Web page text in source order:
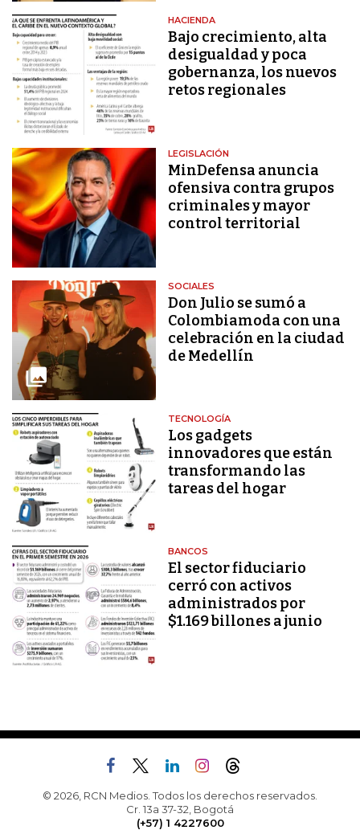
HACIENDA
Bajo crecimiento, alta
desigualdad y poca
gobernanza, los nuevos
retos regionales
LEGISLACIÓN
MinDefensa anuncia
ofensiva contra grupos
criminales y mayor
control territorial
SOCIALES
Don Julio se sumó a
Colombiamoda con una
celebración en la ciudad
de Medellín
TECNOLOGÍA
Los gadgets
innovadores que están
transformando las
tareas del hogar
BANCOS
El sector fiduciario
cerró con activos
administrados por
$1.169 billones a junio
© 2026, RCN Medios. Todos los derechos reservados.
Cr. 13a 37-32, Bogotá
(+57) 1 4227600